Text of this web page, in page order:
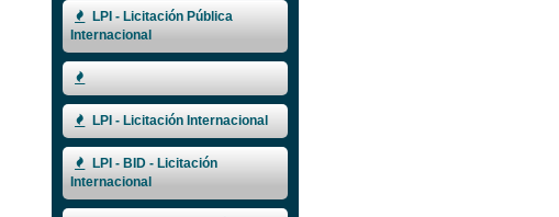
LPI - Licitación Pública
Internacional
LPI - Licitación Internacional
LPI - BID - Licitación
Internacional